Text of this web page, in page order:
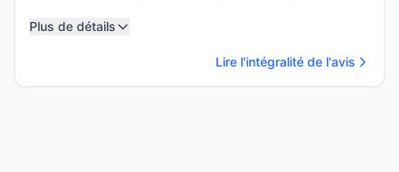
Plus de détails
Lire l'intégralité de l'avis